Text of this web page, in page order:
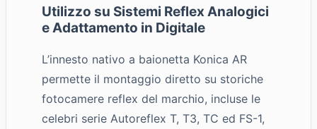
Utilizzo su Sistemi Reflex Analogici
e Adattamento in Digitale
L’innesto nativo a baionetta Konica AR
permette il montaggio diretto su storiche
fotocamere reflex del marchio, incluse le
celebri serie Autoreflex T, T3, TC ed FS-1,